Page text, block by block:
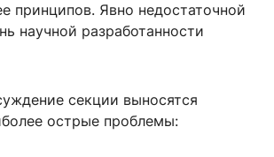
принципов. Явно недостаточной
научной разработанности
секции выносятся
острые проблемы: